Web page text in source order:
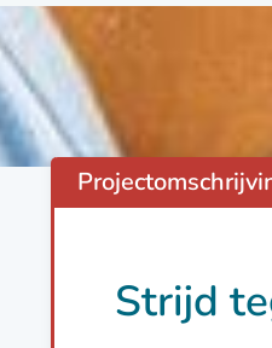
Strijd